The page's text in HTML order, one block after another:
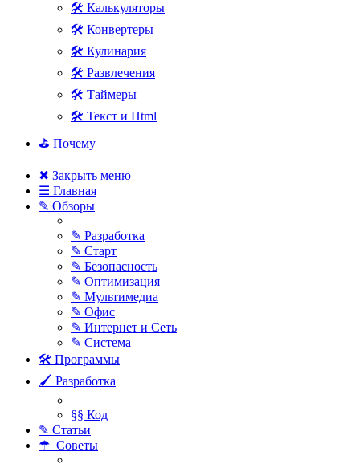
🛠 Калькуляторы
🛠 Конвертеры
🛠 Кулинария
🛠 Развлечения
🛠 Таймеры
🛠 Текст и Html
⛳ Почему
✖ Закрыть меню
☰ Главная
✎ Обзоры
✎ Разработка
✎ Старт
✎ Безопасность
✎ Оптимизация
✎ Мультимедиа
✎ Офис
✎ Интернет и Сеть
✎ Система
🛠 Программы
🖌 Разработка
§§ Код
✎ Статьи
☂ Советы